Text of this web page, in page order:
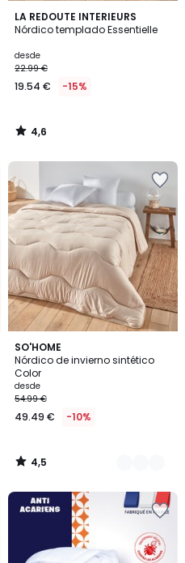
LA REDOUTE INTERIEURS
Nórdico templado Essentielle
desde
22.99 €
19.54 € -15%
4,6
/ 5
4,6
/
SO'HOME
Nórdico de invierno sintético
Color
desde
54.99 €
49.49 € -10%
4,5
/ 5
3
Colores
4,5
/